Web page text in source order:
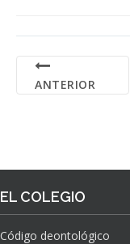
ANTERIOR
EL COLEGIO
Código deontológico